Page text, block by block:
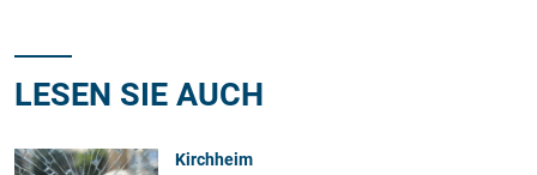
LESEN SIE AUCH
Kirchheim